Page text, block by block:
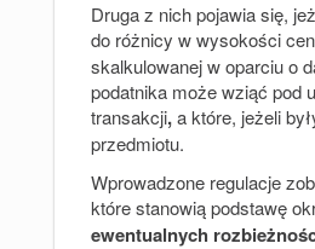
Druga z nich pojawia się,
do różnicy w wysokości
skalkulowanej w oparciu o
podatnika może wziąć pod
transakcji,a które, jeżeli
przedmiotu.
Wprowadzone regulacje
które stanowią podstawę
ewentualnych